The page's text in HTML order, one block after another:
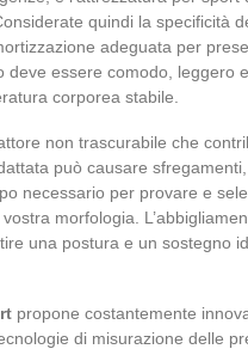
quindi la specificità
adeguata per
deve essere comodo, leggero
corporea stabile.
non trascurabile che
può causare
necessario per provare e
morfologia.
una postura e un sostegno
propone costantemente
di misurazione delle